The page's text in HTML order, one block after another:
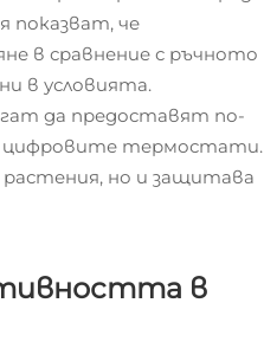
показват, че
в сравнение с ръчното
в условията.
да предоставят по-
цифровите термостати.
растения, но и защитава
в